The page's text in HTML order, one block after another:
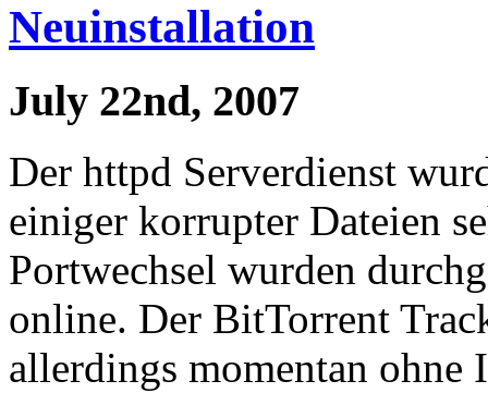
Neuinstallation
July 22nd, 2007
Der httpd Serverdienst
einiger korrupter Dateien
Portwechsel wurden
online. Der BitTorrent
allerdings momentan ohne